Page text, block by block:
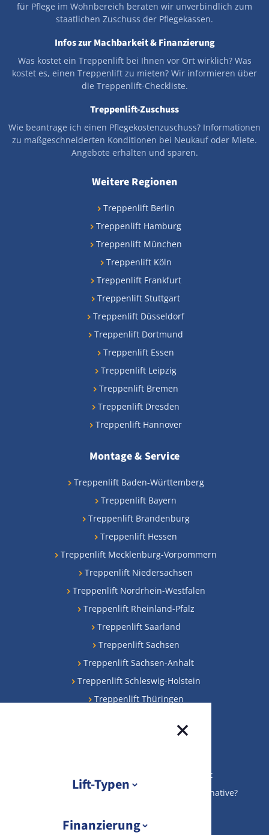
für Pflege im Wohnbereich beraten wir unverbindlich zum
staatlichen Zuschuss der Pflegekassen.
Infos zur Machbarkeit & Finanzierung
Was kostet ein Treppenlift bei Ihnen vor Ort wirklich? Was
kostet es, einen Treppenlift zu mieten? Wir informieren über
die Treppenlift-Checkliste.
Treppenlift-Zuschuss
Wie beantrage ich einen Pflegekostenzuschuss? Informationen
zu maßgeschneiderten Konditionen bei Neukauf oder Miete.
Angebote erhalten und sparen.
Weitere Regionen
Treppenlift Berlin
Treppenlift Hamburg
Treppenlift München
Treppenlift Köln
Treppenlift Frankfurt
Treppenlift Stuttgart
Treppenlift Düsseldorf
Treppenlift Dortmund
Treppenlift Essen
Treppenlift Leipzig
Treppenlift Bremen
Treppenlift Dresden
Treppenlift Hannover
Montage & Service
Treppenlift Baden-Württemberg
Treppenlift Bayern
Treppenlift Brandenburg
Treppenlift Hessen
Treppenlift Mecklenburg-Vorpommern
Treppenlift Niedersachsen
Treppenlift Nordrhein-Westfalen
Treppenlift Rheinland-Pfalz
Treppenlift Saarland
Treppenlift Sachsen
Treppenlift Sachsen-Anhalt
Treppenlift Schleswig-Holstein
Treppenlift Thüringen
Beliebteste Beiträge
KfW-Förderung für Ihren Treppenlift
Gebrauchte Treppenlifte: preiswerte Alternative?
Gebrauchten Treppenlift verkaufen
Lift-Typen
Übersicht Lift-Typen
Finanzierung